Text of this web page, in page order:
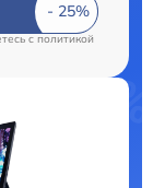
c политикой